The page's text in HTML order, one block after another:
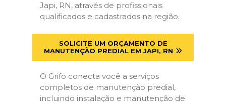
Japi, RN, através de profissionais
qualificados e cadastrados na região.
SOLICITE UM ORÇAMENTO DE
MANUTENÇÃO PREDIAL EM JAPI, RN
O Grifo conecta você a serviços
completos de manutenção predial,
incluindo instalação e manutenção de